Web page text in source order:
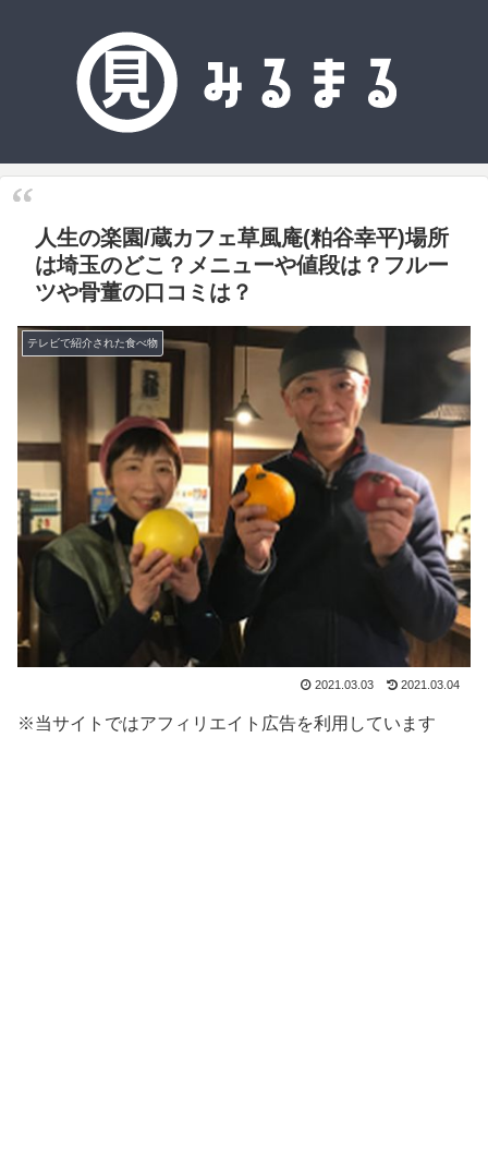
人生の楽園/蔵カフェ草風庵(粕谷幸平)場所
は埼玉のどこ？メニューや値段は？フルー
ツや骨董の口コミは？
テレビで紹介された食べ物
2021.03.03 2021.03.04
※当サイトではアフィリエイト広告を利用しています